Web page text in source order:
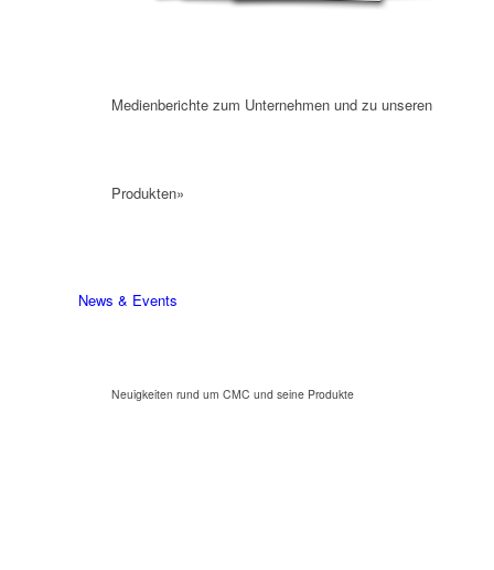
Medienberichte zum Unternehmen und zu unseren
Produkten»
News & Events
Neuigkeiten rund um CMC und seine Produkte